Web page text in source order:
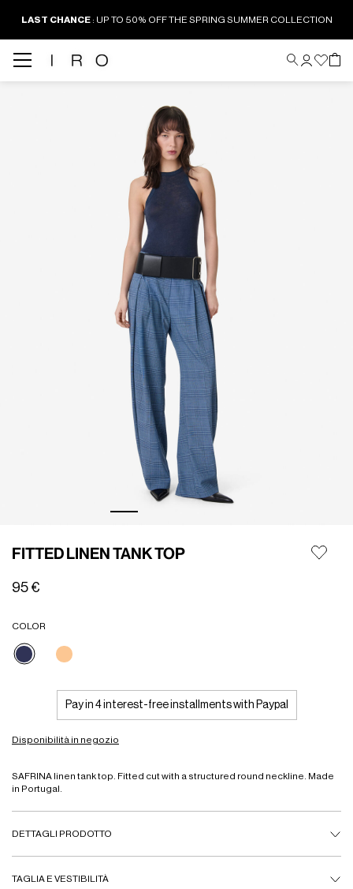
LAST CHANCE: UP TO 50% OFF THE SPRING SUMMER COLLECTION
FITTED LINEN TANK TOP
95 €
COLOR
selezionato
Pay in 4 interest-free installments with Paypal
Disponibilità in negozio
SAFRINA linen tank top. Fitted cut with a structured round neckline. Made
in Portugal.
DETTAGLI PRODOTTO
TAGLIA E VESTIBILITÀ